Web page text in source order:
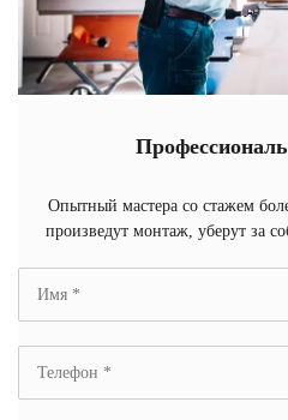
Опытный мастера со стажем
произведут монтаж, уберут за